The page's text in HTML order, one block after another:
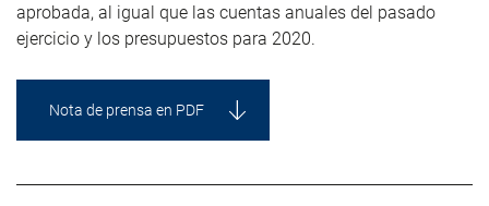
aprobada, al igual que las cuentas anuales del pasado
ejercicio y los presupuestos para 2020.
Nota de prensa en PDF